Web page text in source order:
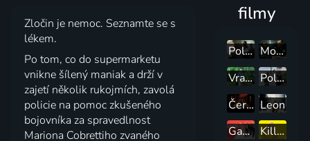
Zločin je nemoc. Seznamte se s
lékem.
Po tom, co do supermarketu
vnikne šílený maniak a drží v
zajetí několik rukojmích, zavolá
policie na pomoc zkušeného
bojovníka za spravedlnost
Mariona Cobrettiho zvaného
filmy
Policajt v Beverly Hills III
Modrý blesk
Vražedné alibi
Policajt v Beverly Hills II
Červený drak Leon
Gauneři
Kill Bill